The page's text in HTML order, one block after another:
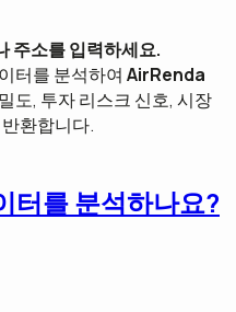
주소를 입력하세요.
터를 분석하여 AirRenda
도, 투자 리스크 신호, 시장
환합니다.
터를 분석하나요?